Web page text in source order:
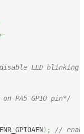
LED blinking
PA5 GPIO pin*/
) ;
//